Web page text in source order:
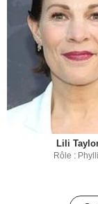
Lili
Rôle :